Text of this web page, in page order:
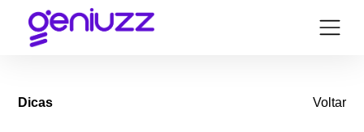
Dicas Voltar